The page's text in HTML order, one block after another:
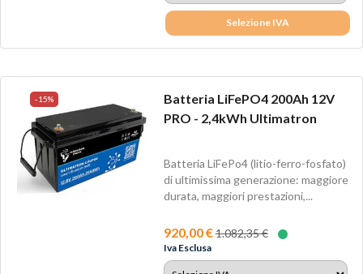
Selezione IVA
-15%
Batteria LiFePO4 200Ah 12V
PRO - 2,4kWh Ultimatron
Batteria LiFePo4 (litio-ferro-fosfato)
di ultimissima generazione: maggiore
durata, maggiori prestazioni,...
920,00 €1.082,35 €
Iva Esclusa